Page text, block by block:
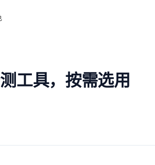
工具，按需选用